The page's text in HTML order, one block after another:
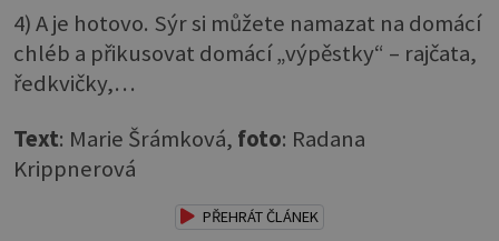
4) A je hotovo. Sýr si můžete namazat na domácí
chléb a přikusovat domácí „výpěstky“ – rajčata,
ředkvičky,…
Text: Marie Šrámková, foto: Radana
Krippnerová
PŘEHRÁT ČLÁNEK